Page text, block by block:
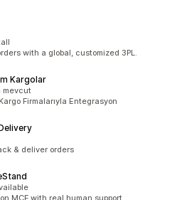
with a global, customized 3PL.
Kargolar
mevcut
Firmalarıyla Entegrasyon
& deliver orders
MCF with real human support